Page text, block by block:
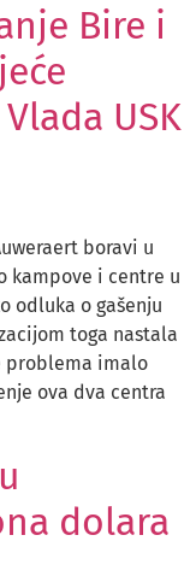
Bire i
USK
boravi u
kampove i centre u
odluka o gašenju
toga nastala
problema imalo
ova dva centra
dolara